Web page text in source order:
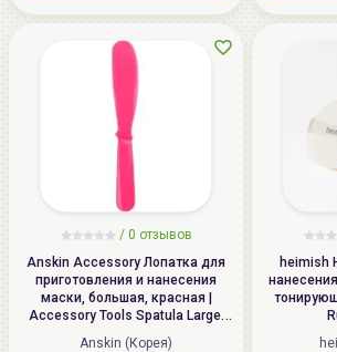
/ 0 отзывов
Anskin Accessory Лопатка для
приготовления и нанесения
маски, большая, красная |
Accessory Tools Spatula Large,
Red
Anskin (Корея)
heimish